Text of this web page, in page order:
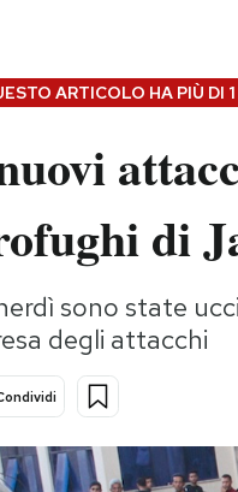
2026
ARTICOLO HA PIÙ DI
di
sono state
degli attacchi